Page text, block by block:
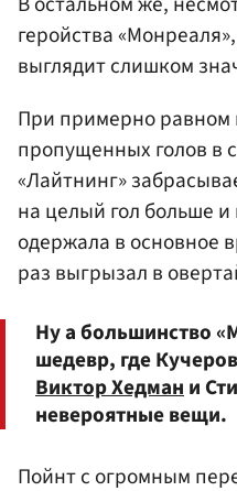
геройства
выглядит слишком
При примерно равном
пропущенных голов в
«Лайтнинг»
на целый гол больше
одержала в основное
раз выгрызал в
Ну а большинство
шедевр, где
Виктор Хедмани
невероятные вещи.
Пойнт с огромным